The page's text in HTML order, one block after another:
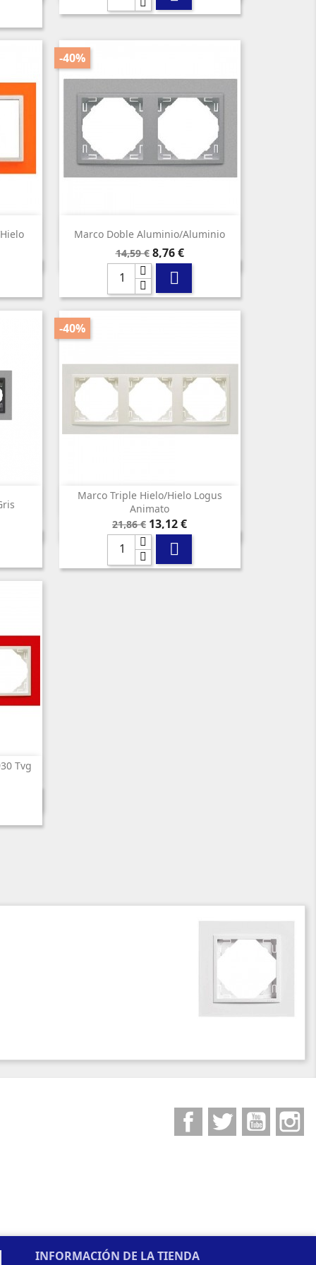
Marco Doble Aluminio/aluminio
Precio
base
14,59 €
-40%
Precio
8,76 €

 Vista rápida
Marco Triple Hielo/hielo Logus
Animato
Precio
base
21,86 €
-40%
Precio
13,12 €

 Vista rápida
Tvg
FacebookTwitter YouTube
INFORMACIÓN DE LA TIENDA